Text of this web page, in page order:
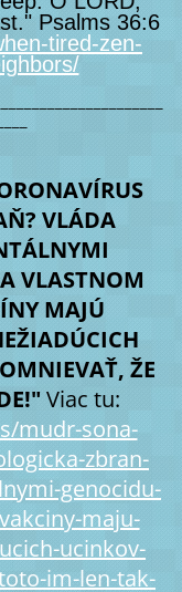
Psalms 36:6
tired-zen-
VLÁDA
VLASTNOM
MAJÚ
ŽE
Viac tu:
mudr-sona-
zbran-
genocidu-
maju-
ucinkov-
im-len-tak-